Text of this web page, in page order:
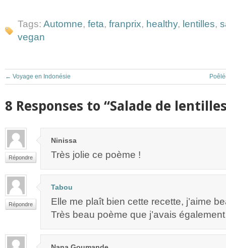
Tags: Automne, feta, franprix, healthy, lentilles,
vegan
← Voyage en Indonésie
8 Responses to “Salade de
Répondre
Ninissa
Très jolie ce poème !
Répondre
Tabou
Elle me plaît bien cette recette, j’aime
Très beau poème que j’avais